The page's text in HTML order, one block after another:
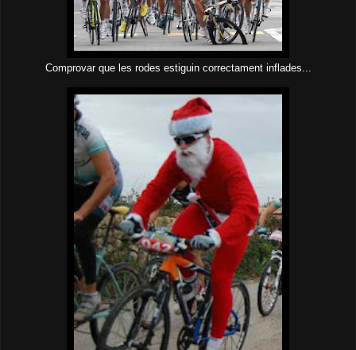
Comprovar que les rodes estiguin correctament inflades...